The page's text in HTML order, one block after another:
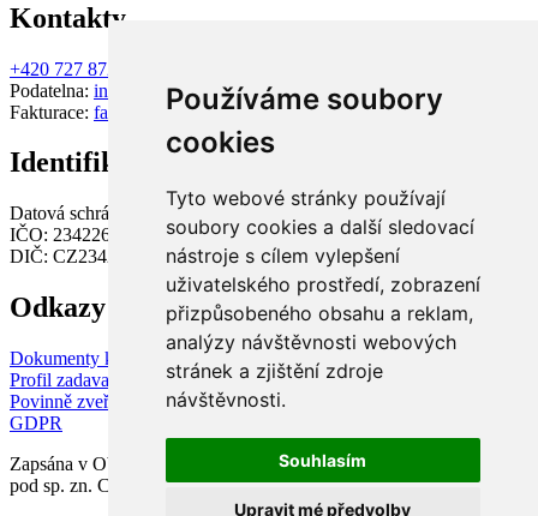
Používáme soubory
cookies
Tyto webové stránky používají
soubory cookies a další sledovací
nástroje s cílem vylepšení
uživatelského prostředí, zobrazení
přizpůsobeného obsahu a reklam,
analýzy návštěvnosti webových
stránek a zjištění zdroje
návštěvnosti.
Souhlasím
Upravit mé předvolby
Kontakty
+420 727 872 025
Podatelna: info@jimeg.cz
Fakturace: fakturace@jimeg.cz
Identifikační údaje
Datová schránka: czpnt5c
IČO: 23422670
DIČ: CZ23422670
Odkazy & důležité dokumenty
Dokumenty ke stažení
Profil zadavatele
Povinně zveřejňované informace
GDPR
Zapsána v Obchodním rejstříku vedeném Krajským soudem v Brně
pod sp. zn. C 145858